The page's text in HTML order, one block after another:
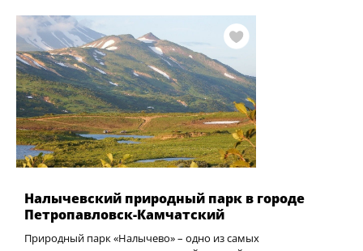
Налычевский природный парк в городе
Петропавловск-Камчатский
Природный парк «Налычево» – одно из самых